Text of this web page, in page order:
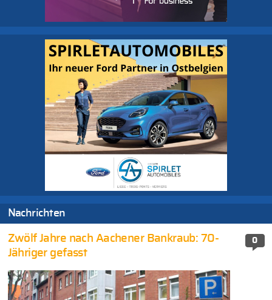
Nachrichten
0
Zwölf Jahre nach Aachener Bankraub: 70-
Jähriger gefasst